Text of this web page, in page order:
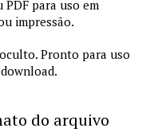
PDF para uso em
impressão.
Pronto para uso
do arquivo